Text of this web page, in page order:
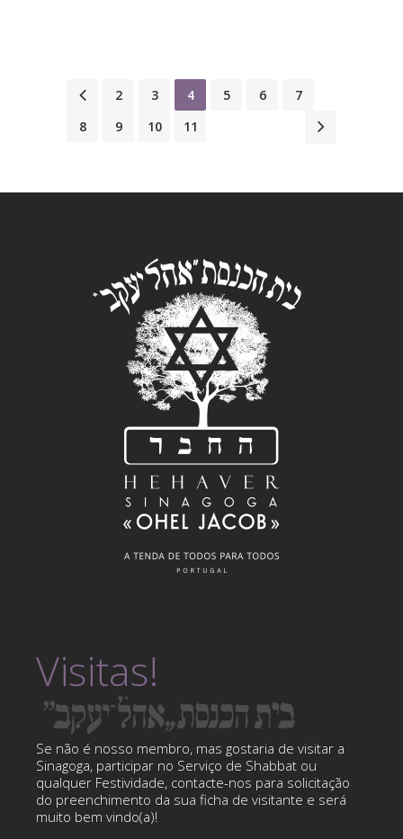
1 2 3 4 5 6
7
8
9 10 11
Visitas!
Se não é nosso membro, mas gostaria de visitar a
Sinagoga, participar no Serviço de Shabbat ou
qualquer Festividade, contacte-nos para solicitação
do preenchimento da sua ficha de visitante e será
muito bem vindo(a)!